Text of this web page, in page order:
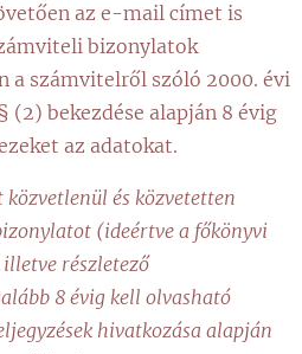
az e-mail címet is
bizonylatok
a számvitelről szóló 2000. évi
(2) bekezdése alapján 8 évig
az adatokat.
és közvetetten
(ideértve a főkönyvi
részletező
8 évig kell olvasható
hivatkozása alapján